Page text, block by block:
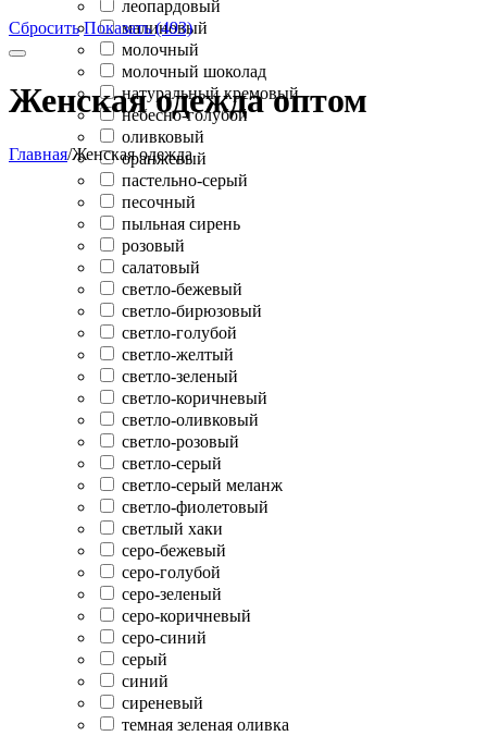
леопардовый
малиновый
молочный
молочный шоколад
натуральный кремовый
небесно-голубой
оливковый
оранжевый
пастельно-серый
песочный
пыльная сирень
розовый
салатовый
светло-бежевый
светло-бирюзовый
светло-голубой
светло-желтый
светло-зеленый
светло-коричневый
светло-оливковый
светло-розовый
светло-серый
светло-серый меланж
светло-фиолетовый
светлый хаки
серо-бежевый
серо-голубой
серо-зеленый
серо-коричневый
серо-синий
серый
синий
сиреневый
темная зеленая оливка
Сбросить Показать (493)
Женская одежда оптом
Главная/Женская одежда